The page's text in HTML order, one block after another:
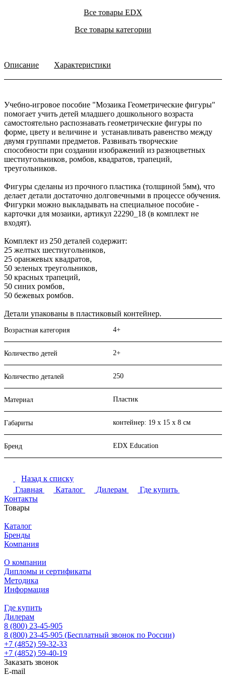
Все товары EDX
Все товары категории
Описание Характеристики
Учебно-игровое пособие "Мозаика Геометрические фигуры"
помогает учить детей младшего дошкольного возраста
самостоятельно распознавать геометрические фигуры по
форме, цвету и величине и устанавливать равенство между
двумя группами предметов. Развивать творческие
способности при создании изображений из разноцветных
шестиугольников, ромбов, квадратов, трапеций,
треугольников.
Фигуры сделаны из прочного пластика (толщиной 5мм), что
делает детали достаточно долговечными в процессе обучения.
Фигурки можно выкладывать на специальное пособие -
карточки для мозаики, артикул 22290_18 (в комплект не
входят).
Комплект из 250 деталей содержит:
25 желтых шестиугольников,
25 оранжевых квадратов,
50 зеленых треугольников,
50 красных трапеций,
50 синих ромбов,
50 бежевых ромбов.
Детали упакованы в пластиковый контейнер.
Возрастная категория 4+
Количество детей 2+
Количество деталей 250
Материал Пластик
Габариты контейнер: 19 х 15 х 8 см
Бренд EDX Education
Назад к списку
Главная
Каталог Дилерам
Где купить
Контакты
Товары
Каталог
Бренды
Компания
О компании
Дипломы и сертификаты
Методика
Информация
Где купить
Дилерам
8 (800) 23-45-905
8 (800) 23-45-905 (Бесплатный звонок по России)
+7 (4852) 59-32-33
+7 (4852) 59-40-19
Заказать звонок
E-mail